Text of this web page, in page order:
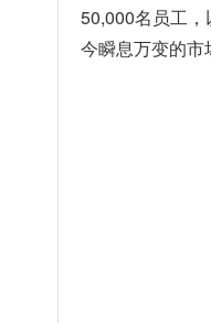
50,000名员工，
今瞬息万变的市